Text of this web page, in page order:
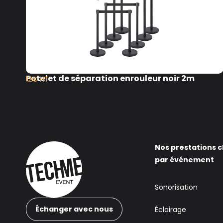
Potelet de séparation enrouleur noir 2m
12€ HT
Échanger avec nous
Nos prestations
par événement
Sonorisation
Éclairage